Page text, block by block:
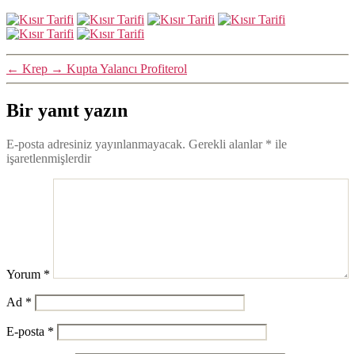
← Krep → Kupta Yalancı Profiterol
Bir yanıt yazın
E-posta adresiniz yayınlanmayacak. Gerekli alanlar * ile
işaretlenmişlerdir
Yorum *
Ad *
E-posta *